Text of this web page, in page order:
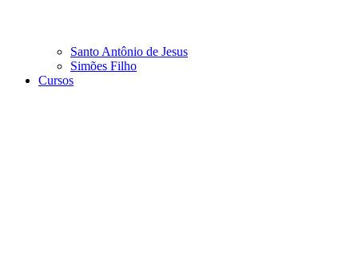
Santo Antônio de Jesus
Simões Filho
Cursos